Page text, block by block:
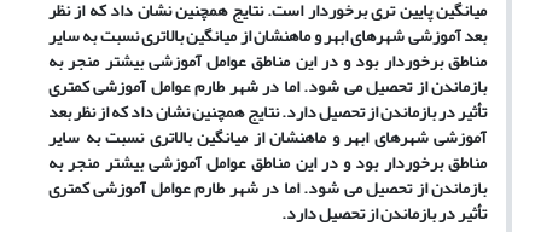
میانگین پایین تری برخوردار است. نتایج همچنین نشان داد که از نظر
بعد آموزشی شهرهای ابهر و ماهنشان از میانگین بالاتری نسبت به سایر
مناطق برخوردار بود و در این مناطق عوامل آموزشی بیشتر منجر به
بازماندن از تحصیل می شود. اما در شهر طارم عوامل آموزشی کمتری
تأثیر در بازماندن از تحصیل دارد. نتایج همچنین نشان داد که از نظر بعد
آموزشی شهرهای ابهر و ماهنشان از میانگین بالاتری نسبت به سایر
مناطق برخوردار بود و در این مناطق عوامل آموزشی بیشتر منجر به
بازماندن از تحصیل می شود. اما در شهر طارم عوامل آموزشی کمتری
تأثیر در بازماندن از تحصیل دارد.